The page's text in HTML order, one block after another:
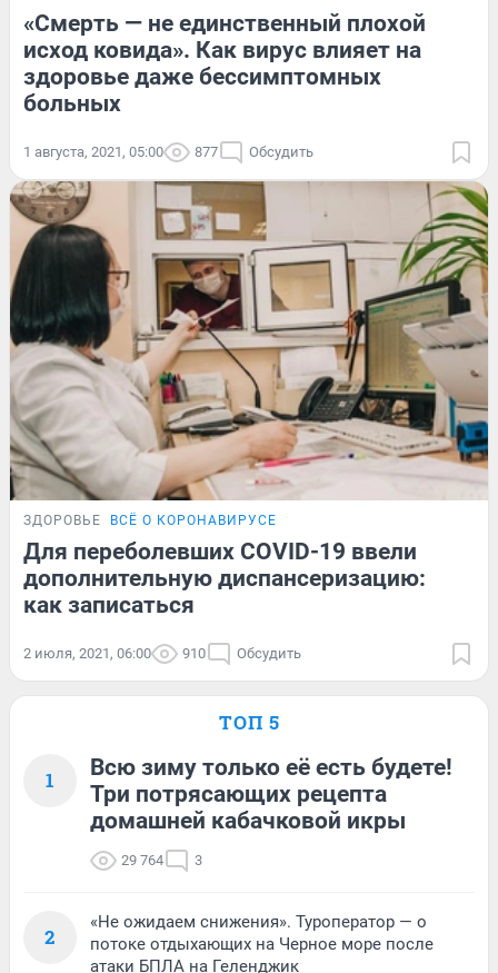
«Смерть — не единственный плохой
исход ковида». Как вирус влияет на
здоровье даже бессимптомных
больных
1 августа, 2021, 05:00 877 Обсудить
ЗДОРОВЬЕ ВСЁ О КОРОНАВИРУСЕ
Для переболевших COVID-19 ввели
дополнительную диспансеризацию:
как записаться
2 июля, 2021, 06:00 910 Обсудить
ТОП 5
1
Всю зиму только её есть будете!
Три потрясающих рецепта
домашней кабачковой икры
29 764 3
2
«Не ожидаем снижения». Туроператор — о
потоке отдыхающих на Черное море после
атаки БПЛА на Геленджик